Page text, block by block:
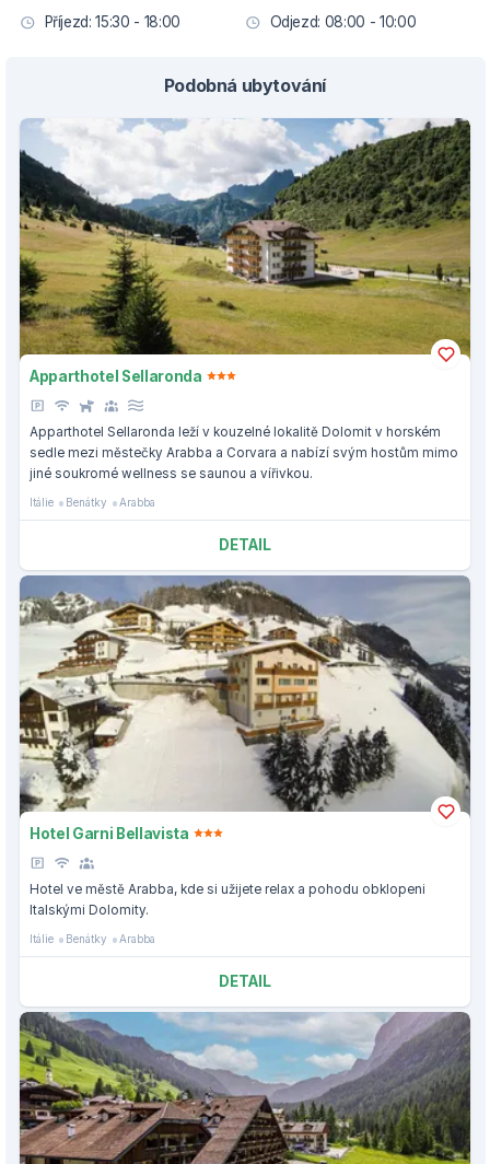
Příjezd: 15:30 - 18:00 Odjezd: 08:00 - 10:00
Podobná ubytování
Apparthotel Sellaronda
Apparthotel Sellaronda leží v kouzelné lokalitě Dolomit v horském
sedle mezi městečky Arabba a Corvara a nabízí svým hostům mimo
jiné soukromé wellness se saunou a vířivkou.
Itálie Benátky Arabba
DETAIL
Hotel Garni Bellavista
Hotel ve městě Arabba, kde si užijete relax a pohodu obklopeni
Italskými Dolomity.
Itálie Benátky Arabba
DETAIL